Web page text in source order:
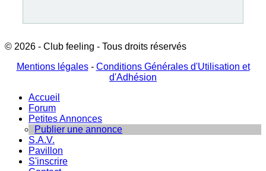
© 2026 - Club feeling - Tous droits réservés
Mentions légales- Conditions Générales d'Utilisation et
d'Adhésion
Accueil
Forum
Petites Annonces
Publier une annonce
S.A.V.
Pavillon
S'inscrire